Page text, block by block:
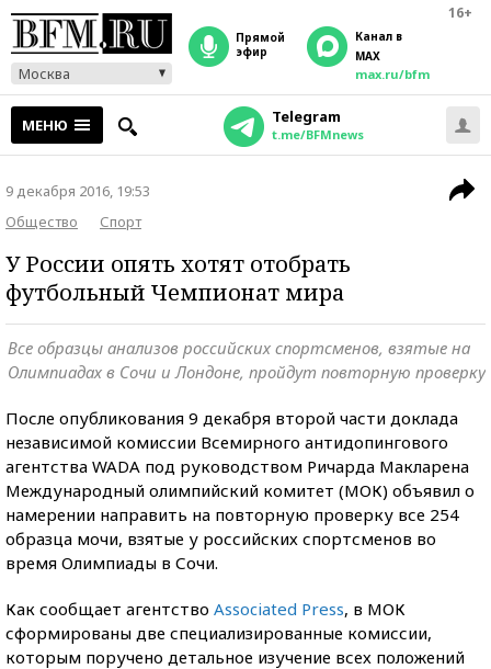
16+
Москва
прямой
эфир
Канал в
MAX
max.ru/bfm
МЕНЮ Telegram
t.me/BFMnews
9 декабря 2016, 19:53
Общество
Спорт
У России опять хотят отобрать
футбольный Чемпионат мира
Все образцы анализов российских спортсменов, взятые на
Олимпиадах в Сочи и Лондоне, пройдут повторную проверку
После опубликования 9 декабря второй части доклада
независимой комиссии Всемирного антидопингового
агентства WADA под руководством Ричарда Макларена
Международный олимпийский комитет (МОК) объявил о
намерении направить на повторную проверку все 254
образца мочи, взятые у российских спортсменов во
время Олимпиады в Сочи.
Как сообщает агентство Associated Press, в МОК
сформированы две специализированные комиссии,
которым поручено детальное изучение всех положений